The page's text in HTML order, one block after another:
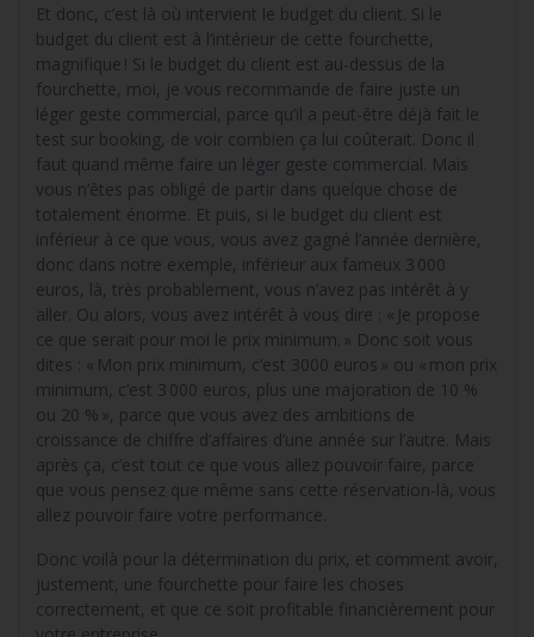
Et donc, c’est là où intervient le budget du client. Si le
budget du client est à l’intérieur de cette fourchette,
magnifique ! Si le budget du client est au-dessus de la
fourchette, moi, je vous recommande de faire juste un
léger geste commercial, parce qu’il a peut-être déjà fait le
test sur booking, de voir combien ça lui coûterait. Donc il
faut quand même faire un léger geste commercial. Mais
vous n’êtes pas obligé de partir dans quelque chose de
totalement énorme. Et puis, si le budget du client est
inférieur à ce que vous, vous avez gagné l’année dernière,
donc dans notre exemple, inférieur aux fameux 3 000
euros, là, très probablement, vous n’avez pas intérêt à y
aller. Ou alors, vous avez intérêt à vous dire : « Je propose
ce que serait pour moi le prix minimum. » Donc soit vous
dites : « Mon prix minimum, c’est 3000 euros » ou « mon prix
minimum, c’est 3 000 euros, plus une majoration de 10 %
ou 20 % », parce que vous avez des ambitions de
croissance de chiffre d’affaires d’une année sur l’autre. Mais
après ça, c’est tout ce que vous allez pouvoir faire, parce
que vous pensez que même sans cette réservation-là, vous
allez pouvoir faire votre performance.
Donc voilà pour la détermination du prix, et comment avoir,
justement, une fourchette pour faire les choses
correctement, et que ce soit profitable financièrement pour